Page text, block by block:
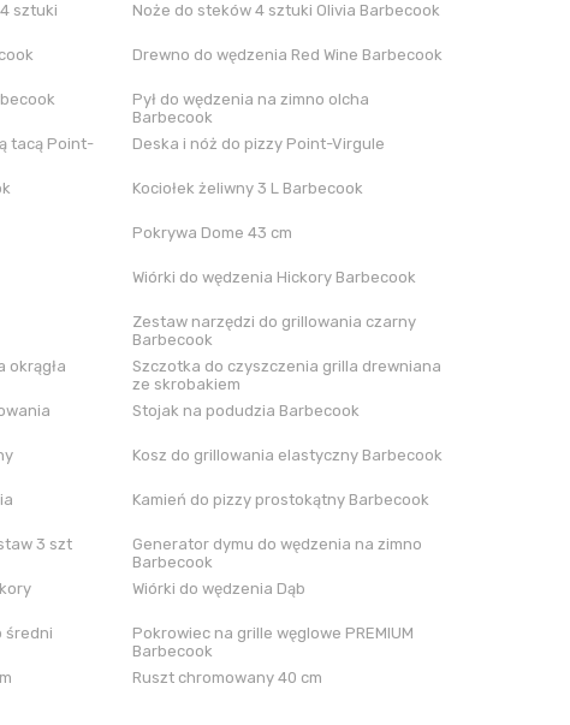
sztuki
Noże do steków 4 sztuki Olivia Barbecook
Drewno do wędzenia Red Wine Barbecook
Pył do wędzenia na zimno olcha
Barbecook
tacą Point-
Deska i nóż do pizzy Point-Virgule
Kociołek żeliwny 3 L Barbecook
Pokrywa Dome 43 cm
Wiórki do wędzenia Hickory Barbecook
Zestaw narzędzi do grillowania czarny
Barbecook
okrągła
Szczotka do czyszczenia grilla drewniana
ze skrobakiem
Stojak na podudzia Barbecook
Kosz do grillowania elastyczny Barbecook
Kamień do pizzy prostokątny Barbecook
3 szt
Generator dymu do wędzenia na zimno
Barbecook
Wiórki do wędzenia Dąb
średni
Pokrowiec na grille węglowe PREMIUM
Barbecook
Ruszt chromowany 40 cm